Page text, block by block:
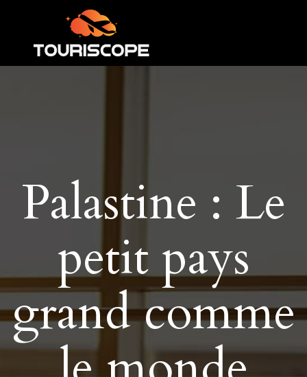
Palastine : Le
petit pays
grand comme